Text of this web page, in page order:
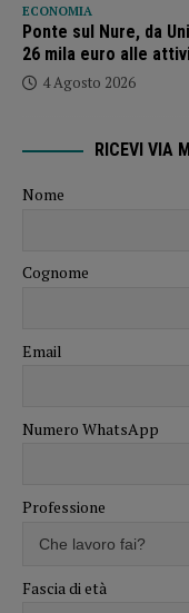
ECONOMIA
Ponte sul Nure, da
26 mila euro alle
4 Agosto 2026
RICEVI VIA
Nome
Cognome
Email
Numero WhatsApp
Professione
Fascia di età